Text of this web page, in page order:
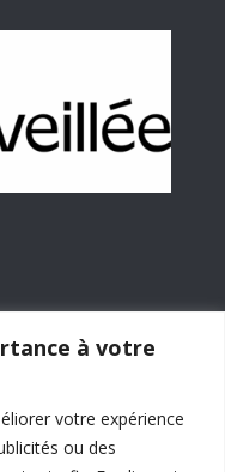
à votre
votre expérience
ou des
La Réveillée se
: Rieutailhol –